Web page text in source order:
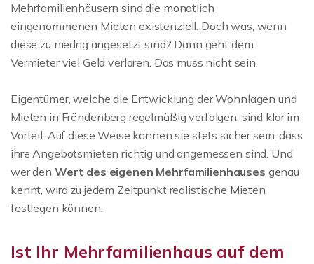
Mehrfamilienhäusern sind die monatlich
eingenommenen Mieten existenziell. Doch was, wenn
diese zu niedrig angesetzt sind? Dann geht dem
Vermieter viel Geld verloren. Das muss nicht sein.
Eigentümer, welche die Entwicklung der Wohnlagen und
Mieten in Fröndenberg regelmäßig verfolgen, sind klar im
Vorteil. Auf diese Weise können sie stets sicher sein, dass
ihre Angebotsmieten richtig und angemessen sind. Und
wer den Wert des eigenen Mehrfamilienhauses genau
kennt, wird zu jedem Zeitpunkt realistische Mieten
festlegen können.
Ist Ihr Mehrfamilienhaus auf dem